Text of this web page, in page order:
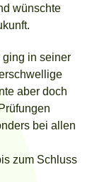
wünschte
ging in seiner
aber doch
bei allen
zum Schluss